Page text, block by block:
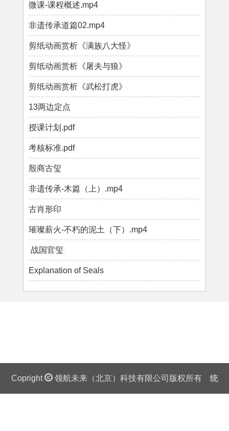
微课-课程概述.mp4
非遗传承道篇02.mp4
剪纸动画赏析《满族八大怪》
剪纸动画赏析《屠夫与狼》
剪纸动画赏析《武松打虎》
13两边定点
授课计划.pdf
考核标准.pdf
殷商古玺
非遗传承-木篇（上）.mp4
古肖形印
璀璨薪火-不朽的泥土（下）.mp4
战国官玺
Explanation of Seals
Copright 领航未来（北京）科技有限公司版权所有 统